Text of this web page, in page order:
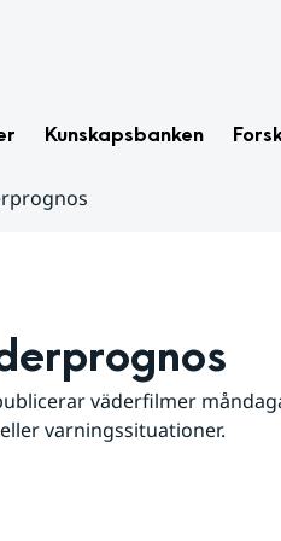
Kunskapsbanken
väderfilmer
varningssituationer.